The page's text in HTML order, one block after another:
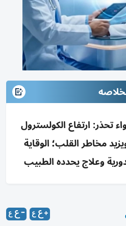
تحذر: ارتفاع الكولسترول
مخاطر القلب؛ الوقاية
وعلاج يحدده الطبيب